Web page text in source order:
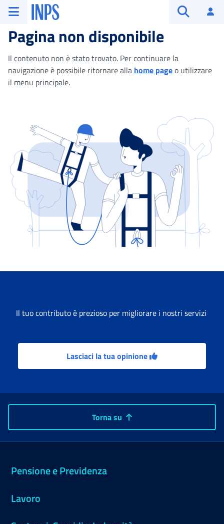
Vai al menu principale
Vai al contenuto principale
Vai al pie' di pagina
INPS ()
Pagina non disponibile
Il contenuto non è stato trovato. Per continuare la
navigazione è possibile ritornare alla home pageo utilizzare
il menu principale.
Il tuo contributo è prezioso per migliorare i nostri servizi
Lasciaci la tua opinione
Torna su
Pensione e Previdenza
Lavoro